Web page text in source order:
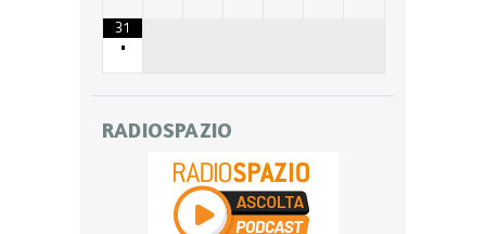
31
•
RADIOSPAZIO